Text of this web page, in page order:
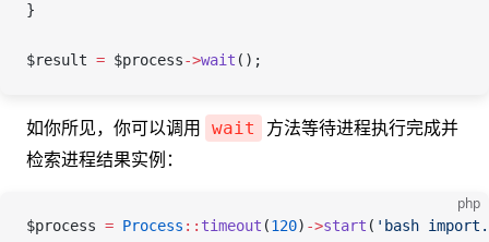
}
$result = $process->wait ();
如你所见，你可以调用 wait
方法等待进程执行完成并
检索进程结果实例：
php
$process = Process :: timeout (120) ->start ( 'bash